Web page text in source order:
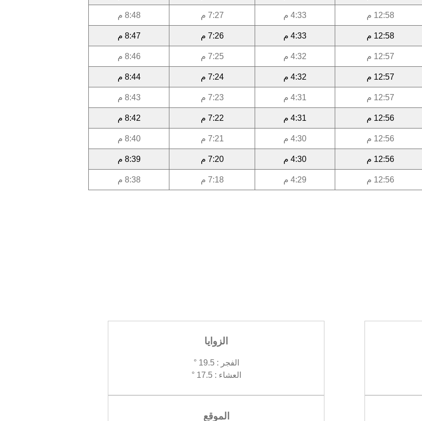
12:58 م 4:33 م 7:27 م 8:48 م
12:58 م 4:33 م 7:26 م 8:47 م
12:57 م 4:32 م 7:25 م 8:46 م
12:57 م 4:32 م 7:24 م 8:44 م
12:57 م 4:31 م 7:23 م 8:43 م
12:56 م 4:31 م 7:22 م 8:42 م
12:56 م 4:30 م 7:21 م 8:40 م
12:56 م 4:30 م 7:20 م 8:39 م
12:56 م 4:29 م 7:18 م 8:38 م
الزوايا
الفجر : 19.5 °
العشاء : 17.5 °
الموقع